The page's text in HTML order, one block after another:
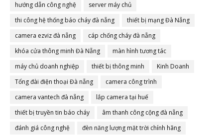
hướng dẫn công nghệ
server máy chủ
thi công hệ thống báo cháy đà nẵng
thiết bị mạng Đà Nẵng
camera ezviz đà nẵng
cáp chống cháy đà nẵng
khóa cửa thông minh Đà Nẵng
màn hình tương tác
máy chủ doanh nghiệp
thiết bị thông minh
Kinh Doanh
Tổng đài điện thoại Đà nẵng
camera công trình
camera vantech đà nẵng
lắp camera tại huế
thiết bị truyền tin báo cháy
âm thanh công cộng đà nẵng
đánh giá công nghệ
đèn năng lượng mặt trời chính hãng